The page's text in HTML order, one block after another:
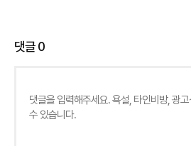
댓글0